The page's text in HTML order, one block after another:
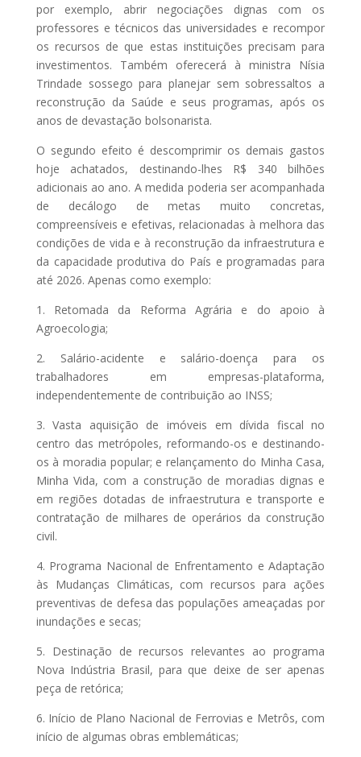
por exemplo, abrir negociações dignas com os
professores e técnicos das universidades e recompor
os recursos de que estas instituições precisam para
investimentos. Também oferecerá à ministra Nísia
Trindade sossego para planejar sem sobressaltos a
reconstrução da Saúde e seus programas, após os
anos de devastação bolsonarista.
O segundo efeito é descomprimir os demais gastos
hoje achatados, destinando-lhes R$ 340 bilhões
adicionais ao ano. A medida poderia ser acompanhada
de decálogo de metas muito concretas,
compreensíveis e efetivas, relacionadas à melhora das
condições de vida e à reconstrução da infraestrutura e
da capacidade produtiva do País e programadas para
até 2026. Apenas como exemplo:
1. Retomada da Reforma Agrária e do apoio à
Agroecologia;
2. Salário-acidente e salário-doença para os
trabalhadores em empresas-plataforma,
independentemente de contribuição ao INSS;
3. Vasta aquisição de imóveis em dívida fiscal no
centro das metrópoles, reformando-os e destinando-
os à moradia popular; e relançamento do Minha Casa,
Minha Vida, com a construção de moradias dignas e
em regiões dotadas de infraestrutura e transporte e
contratação de milhares de operários da construção
civil.
4. Programa Nacional de Enfrentamento e Adaptação
às Mudanças Climáticas, com recursos para ações
preventivas de defesa das populações ameaçadas por
inundações e secas;
5. Destinação de recursos relevantes ao programa
Nova Indústria Brasil, para que deixe de ser apenas
peça de retórica;
6. Início de Plano Nacional de Ferrovias e Metrôs, com
início de algumas obras emblemáticas;